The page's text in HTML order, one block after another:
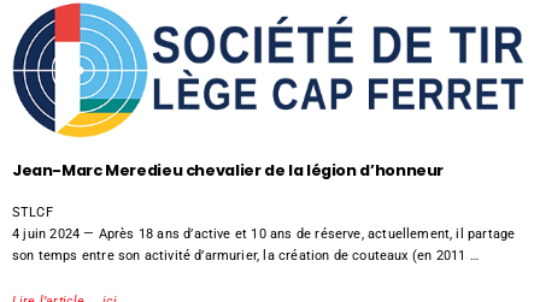
Jean-Marc Meredieu chevalier de la légion d’honneur
STLCF
4 juin 2024 — Après 18 ans d’active et 10 ans de réserve, actuellement, il partage
son temps entre son activité d’armurier, la création de couteaux (en 2011 …